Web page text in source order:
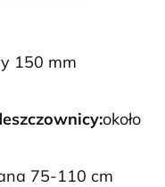
150 mm
około
75-110 cm